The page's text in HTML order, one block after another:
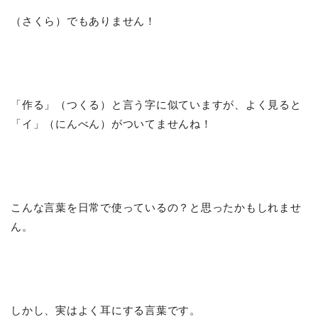
（さくら）でもありません！
「作る」（つくる）と言う字に似ていますが、よく見ると
「イ」（にんべん）がついてませんね！
こんな言葉を日常で使っているの？と思ったかもしれませ
ん。
しかし、実はよく耳にする言葉です。